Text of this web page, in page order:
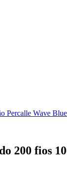
Percalle Wave
200 fios